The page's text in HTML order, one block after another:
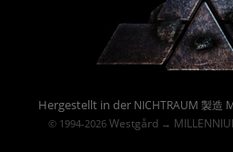
Hergestellt in der NICHTRAUM 製造
© 1994-2026 Westgård→
Powered By